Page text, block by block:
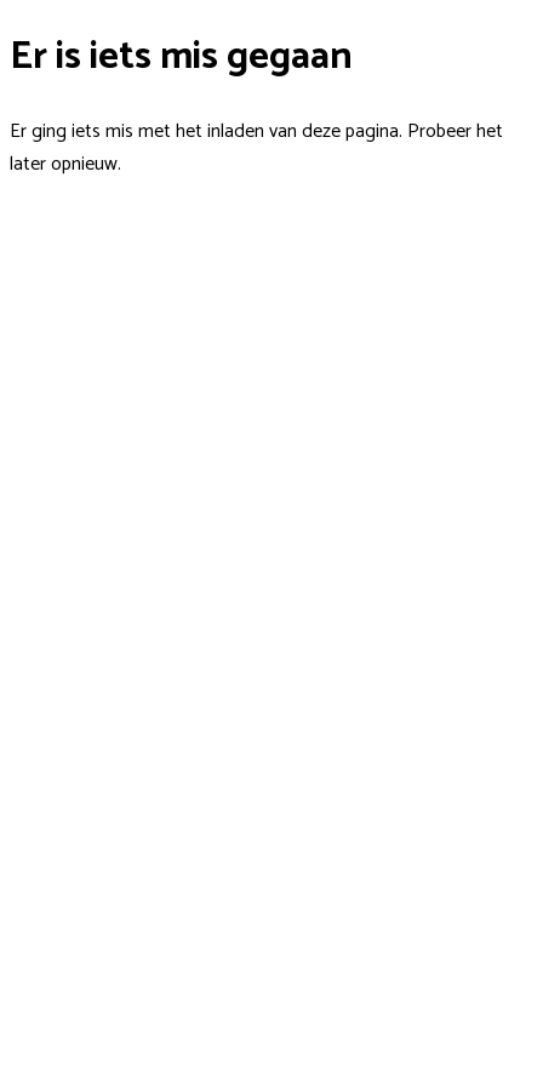
Er is iets mis gegaan
Er ging iets mis met het inladen van deze pagina. Probeer het
later opnieuw.